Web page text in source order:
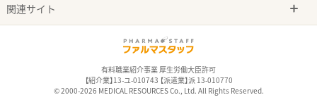
関連サイト
有料職業紹介事業 厚生労働大臣許可
【紹介業】13-ユ-010743 【派遣業】派 13-010770
© 2000-2026 MEDICAL RESOURCES Co., Ltd. All Rights Reserved.